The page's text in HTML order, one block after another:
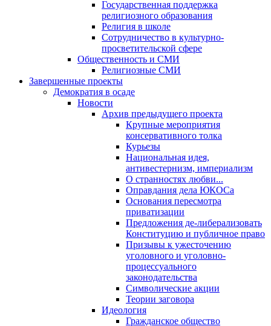
Государственная поддержка
религиозного образования
Религия в школе
Сотрудничество в культурно-
просветительской сфере
Общественность и СМИ
Религиозные СМИ
Завершенные проекты
Демократия в осаде
Новости
Архив предыдущего проекта
Крупные мероприятия
консервативного толка
Курьезы
Национальная идея,
антивестернизм, империализм
О странностях любви...
Оправдания дела ЮКОСа
Основания пересмотра
приватизации
Предложения де-либерализовать
Конституцию и публичное право
Призывы к ужесточению
уголовного и уголовно-
процессуального
законодательства
Символические акции
Теории заговора
Идеология
Гражданское общество